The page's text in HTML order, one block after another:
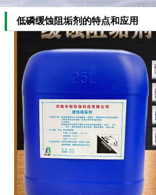
低磷缓蚀阻垢剂的特点和应用